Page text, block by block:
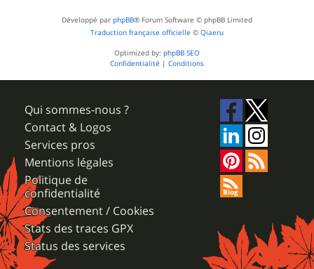
Développé par phpBB® Forum Software © phpBB Limited
Traduction française officielle © Qiaeru
Optimized by: phpBB SEO
Confidentialité | Conditions
Qui sommes-nous ?
Contact & Logos
Services pros
Mentions légales
Politique de
confidentialité
Consentement / Cookies
Stats des traces GPX
Status des services